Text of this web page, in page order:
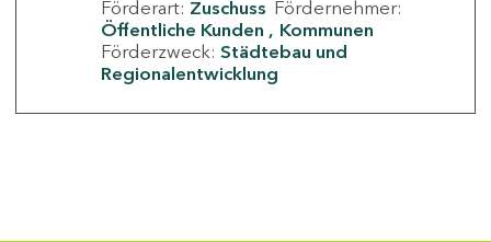
Förderart: Zuschuss Fördernehmer:
Öffentliche Kunden
Kommunen
Förderzweck: Städtebau und
Regionalentwicklung